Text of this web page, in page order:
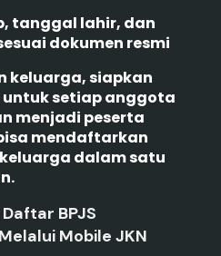
tanggal lahir, dan
dokumen resmi
keluarga, siapkan
setiap anggota
menjadi peserta
mendaftarkan
dalam satu
BPJS
Mobile JKN